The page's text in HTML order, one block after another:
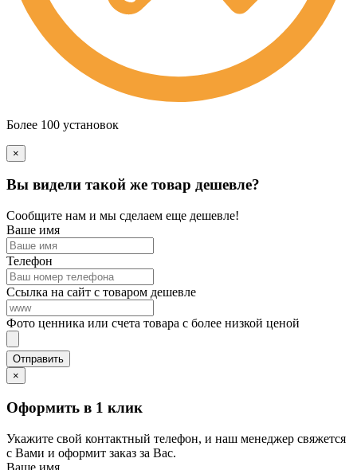
Более 100 установок
×
Вы видели такой же товар дешевле?
Сообщите нам и мы сделаем еще дешевле!
Ваше имя
Телефон
Ссылка на сайт с товаром дешевле
Фото ценника или счета товара с более низкой ценой
×
Оформить в 1 клик
Укажите свой контактный телефон, и наш менеджер свяжется
с Вами и оформит заказ за Вас.
Ваше имя